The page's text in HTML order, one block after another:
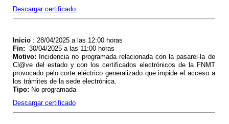
Descargar certificado
Inicio : 28/04/2025 a las 12:00 horas
Fin: 30/04/2025 a las 11:00 horas
Motivo: Incidencia no programada relacionada con la pasarel·la de
Cl@ve del estado y con los certificados electrónicos de la FNMT
provocado pelo corte eléctrico generalizado que impide el acceso a
los trámites de la sede electrónica.
Tipo: No programada
Descargar certificado